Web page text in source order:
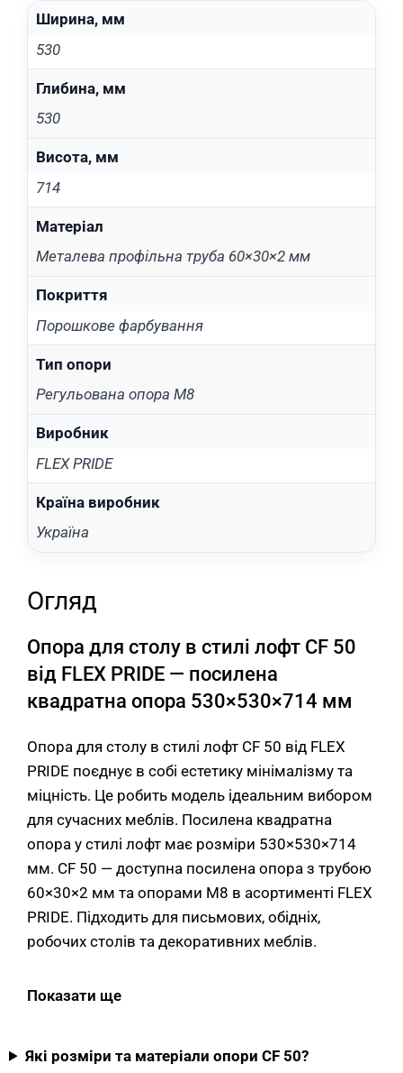
Ширина, мм
530
Глибина, мм
530
Висота, мм
714
Матеріал
Металева профільна труба 60×30×2 мм
Покриття
Порошкове фарбування
Тип опори
Регульована опора М8
Виробник
FLEX PRIDE
Країна виробник
Україна
Огляд
Опора для столу в стилі лофт CF 50
від FLEX PRIDE — посилена
квадратна опора 530×530×714 мм
Опора для столу в стилі лофт CF 50 від FLEX
PRIDE поєднує в собі естетику мінімалізму та
міцність. Це робить модель ідеальним вибором
для сучасних меблів. Посилена квадратна
опора у стилі лофт має розміри 530×530×714
мм. CF 50 — доступна посилена опора з трубою
60×30×2 мм та опорами М8 в асортименті FLEX
PRIDE. Підходить для письмових, обідніх,
робочих столів та декоративних меблів.
Основні характеристики опори CF 50
Опора має оптимальні параметри для стильних
Показати ще
Які розміри та матеріали опори CF 50?